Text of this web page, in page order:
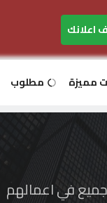
اعلانك
مميزة مطلوب
في اعمالهم